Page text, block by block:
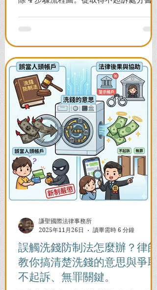
誤觸洗錢防制法怎麼辦？律師
教你搞清楚洗錢的意思與爭取
不起訴、無罪關鍵。
謙聖國際法律事務所
2025年11月26日
讀畢需時 6 分鐘